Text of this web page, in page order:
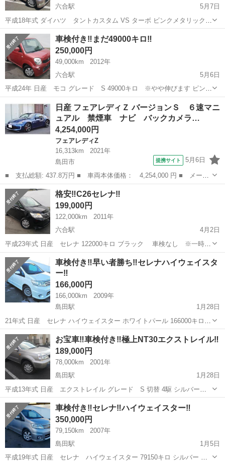
六合駅
5月7日
平成18年式 ダイハツ タントカスタム VS ターボ ビンクメタリック？
134500キロ ※やや伸びます 内装色 黒 純正エアロ 純正ドアバイザ
ー 純正フロアマット 純正14インチアルミホイール 純正オーバーヘッ
ドコンソー...
静岡 島田市 六合駅 日産 タントカスタム
車検付き‼️まだ49000キロ‼️
250,000円
49,000km
2012年
六合駅
5月6日
平成24年 日産 モコ グレード S 49000キロ ※やや伸びます ピンク
車検 令和5年4月19日 純正フロアマット 純正ドアバイザー 社外オー
ディオ キーレス ※まだ、49000キロの程度がバツグンのモコが入荷
しま...
静岡 島田市 六合駅
日産 フェアレディＺ バージョンＳ ６速マニ
ュアル 禁煙車 ナビ バックカメラ…
4,254,000円
フェアレディZ
16,313km
2021年
島田市
提携サイト 5月6日
■ 支払総額: 437.8万円 ■ 車両本体価格： 4,254,000 円 ■ メーカ
ー名： 日産 ■ 車種名： フェアレディＺ ■ グレード名： バー
ジョンＳ ６速マニュアル 禁煙車 ナビ バックカメラ Ｂｌｕｅ
ｔｏｏｔ...
静岡 島田市 フェアレディZ
格安‼️C26セレナ‼️
199,000円
122,000km
2011年
六合駅
4月2日
平成23年式 日産 セレナ 122000キロ ブラック 車検なし ※一時抹
消中 純正アルミホイール 純正ドアバイザー 純正フロアマット 純正革
巻ステアリング ステアリングスイッチ ウィンカーミラー オーディオ
レス プッシ...
静岡 六合駅 日産
車検付き‼️早い者勝ち‼️セレナハイウェイスタ
ー‼️
166,000円
166,000km
2009年
島田駅
1月28日
21年式 日産 セレナ ハイウェイスター ホワイトパール 166000キロ
車検 令和4年10月 内装色 黒 純正エアロ 純正ドアバイザー 純正フ
ロアマット 純正ナビ 純正フリップダウンモニター バックカメラ ワン
セグ 社外...
静岡 島田市 島田駅 日産 15インチ
お宝車‼️車検付き‼️極上NT30エクストレイル‼️
189,000円
78,000km
2001年
島田駅
1月28日
平成13年式 日産 エクストレイル グレード S 切替 4駆 シルバー
78000キロ 車検 令和4年8月 内装色グレー 純正ドアバイザー 純正フ
ロアマット キーレス スペアキー×1個 電格ミラー ETC 社外HDDナビ
...
静岡 島田市 島田駅 日産
車検付き‼️セレナ‼️ハイウェイスター‼️
350,000円
79,150km
2007年
島田駅
1月5日
平成19年式 日産 セレナ ハイウェイスター 79150キロ シルバー 車